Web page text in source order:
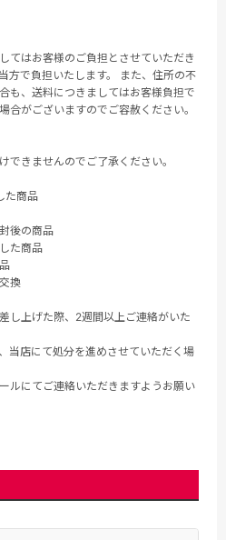
てはお客様のご負担とさせていただき
方で負担いたします。 また、住所の不
も、送料につきましてはお客様負担で
合がございますのでご容赦ください。
できませんのでご了承ください。
た商品
後の商品
た商品
換
し上げた際、2週間以上ご連絡がいた
当店にて処分を進めさせていただく場
ルにてご連絡いただきますようお願い